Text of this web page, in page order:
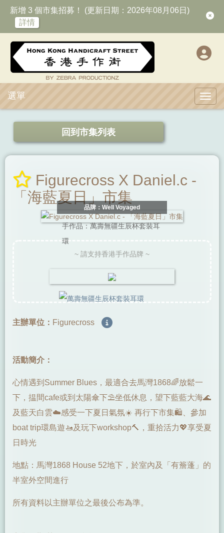
新增 3 個市集招募！ (更新日期：2026年08月06日)
詳情
選單
回到市集列表
Figurecross X Daniel.c -
「海藍夏日」市集
~ 請支持香港手作品牌 ~
品牌：Well Voyaged
手作品：萬壽無疆生辰杯套裝耳
環
主辦單位： Figurecross
活動簡介：
心情遇到Summer Blues，最適合去馬灣1868🌈放鬆一
下，揾間cafe或到太陽傘下⛱️坐低休息，望下藍藍大海🌊
及藍天白雲☁️感受一下夏日氣氛☀️ 再行下市集🛍️、參加
boat trip環島遊🚤及玩下workshop🔨，重拾活力💖享受夏
日時光
地點：馬灣1868 House 52地下，於室內及「有簷蓬」的
半室外空間進行
所有資料以主辦單位之最後公布為準。